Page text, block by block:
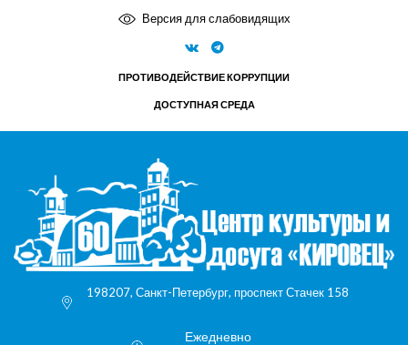
Версия для слабовидящих
ПРОТИВОДЕЙСТВИЕ КОРРУПЦИИ
ДОСТУПНАЯ СРЕДА
198207, Санкт-Петербург, проспект Стачек 158
Ежедневно